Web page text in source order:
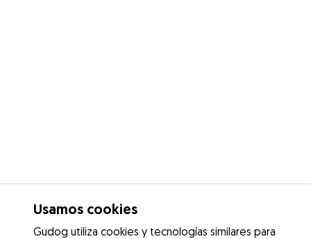
Usamos cookies
Gudog utiliza cookies y tecnologías similares para